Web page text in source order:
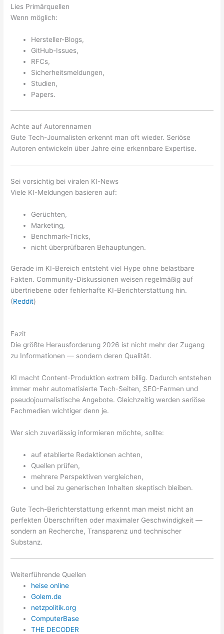
Lies Primärquellen
Wenn möglich:
Hersteller-Blogs,
GitHub-Issues,
RFCs,
Sicherheitsmeldungen,
Studien,
Papers.
Achte auf Autorennamen
Gute Tech-Journalisten erkennt man oft wieder. Seriöse
Autoren entwickeln über Jahre eine erkennbare Expertise.
Sei vorsichtig bei viralen KI-News
Viele KI-Meldungen basieren auf:
Gerüchten,
Marketing,
Benchmark-Tricks,
nicht überprüfbaren Behauptungen.
Gerade im KI-Bereich entsteht viel Hype ohne belastbare
Fakten. Community-Diskussionen weisen regelmäßig auf
übertriebene oder fehlerhafte KI-Berichterstattung hin.
(Reddit)
Fazit
Die größte Herausforderung 2026 ist nicht mehr der Zugang
zu Informationen — sondern deren Qualität.
KI macht Content-Produktion extrem billig. Dadurch entstehen
immer mehr automatisierte Tech-Seiten, SEO-Farmen und
pseudojournalistische Angebote. Gleichzeitig werden seriöse
Fachmedien wichtiger denn je.
Wer sich zuverlässig informieren möchte, sollte:
auf etablierte Redaktionen achten,
Quellen prüfen,
mehrere Perspektiven vergleichen,
und bei zu generischen Inhalten skeptisch bleiben.
Gute Tech-Berichterstattung erkennt man meist nicht an
perfekten Überschriften oder maximaler Geschwindigkeit —
sondern an Recherche, Transparenz und technischer
Substanz.
Weiterführende Quellen
heise online
Golem.de
netzpolitik.org
ComputerBase
THE DECODER